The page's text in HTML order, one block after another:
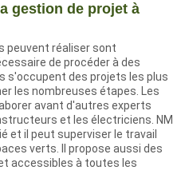
gestion de projet à
peuvent réaliser sont
de procéder à des
s'occupent des projets les plus
les nombreuses étapes. Les
avant d'autres experts
et les électriciens. NM
et il peut superviser le travail
verts. Il propose aussi des
accessibles à toutes les